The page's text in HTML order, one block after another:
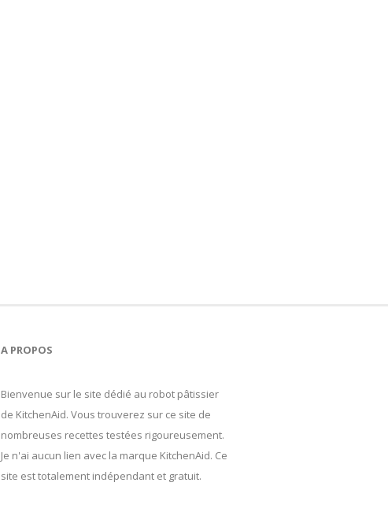
A PROPOS
Bienvenue sur le site dédié au robot pâtissier
de KitchenAid. Vous trouverez sur ce site de
nombreuses recettes testées rigoureusement.
Je n'ai aucun lien avec la marque KitchenAid. Ce
site est totalement indépendant et gratuit.